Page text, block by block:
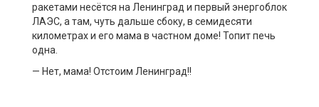
ракетами несётся на Ленинград и первый энергоблок
ЛАЭС, а там, чуть дальше сбоку, в семидесяти
километрах и его мама в частном доме! Топит печь
одна.
— Нет, мама! Отстоим Ленинград!!